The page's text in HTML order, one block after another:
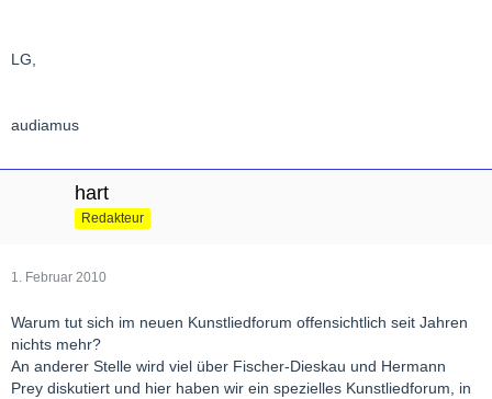
LG,
audiamus
hart
Redakteur
1. Februar 2010
Warum tut sich im neuen Kunstliedforum offensichtlich seit Jahren
nichts mehr?
An anderer Stelle wird viel über Fischer-Dieskau und Hermann
Prey diskutiert und hier haben wir ein spezielles Kunstliedforum, in